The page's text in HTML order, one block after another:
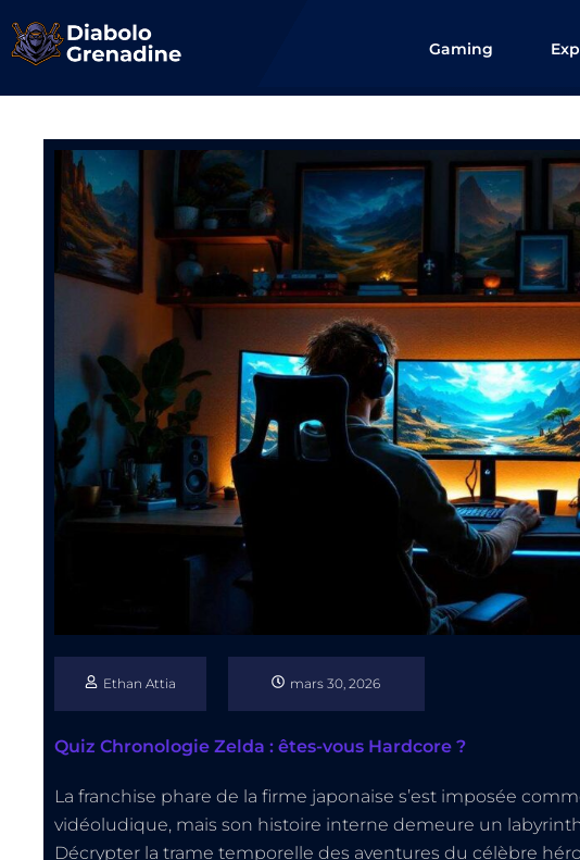
Gaming
Ethan Attia mars 30, 2026
Quiz Chronologie Zelda : êtes-vous Hardcore ?
La franchise phare de la firme japonaise s’est imposée
vidéoludique, mais son histoire interne demeure un
Décrypter la trame temporelle des aventures du célèbre